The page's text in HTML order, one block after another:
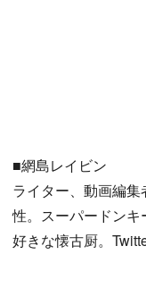
■網島レイビン
ライター、動画編
性。スーパードン
好きな懐古厨。